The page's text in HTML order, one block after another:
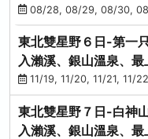
08/28, 08/29, 08/30,
東北雙星野６日-第一
入瀨溪、銀山溫泉、最
(仙/青)
11/19, 11/20, 11/21, 11/
東北雙星野７日-白神
入瀨溪、銀山溫泉、